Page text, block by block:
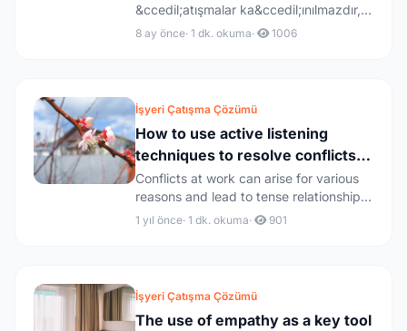
&ccedil;atışmalar ka&ccedil;ınılmazdır,
ancak bunların ekip i&ccedil;in b&...
8 ay önce· 1 dk. okuma· 1006
İşyeri Çatışma Çözümü
How to use active listening
techniques to resolve conflicts at
work
Conflicts at work can arise for various
reasons and lead to tense relationships
among colleagues. On...
1 yıl önce· 1 dk. okuma· 901
İşyeri Çatışma Çözümü
The use of empathy as a key tool